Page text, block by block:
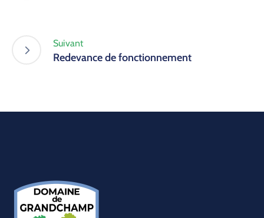
Suivant
Redevance de fonctionnement